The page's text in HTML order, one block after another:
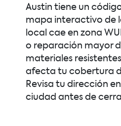
Austin tiene un
mapa interactivo de
local cae en zona
o reparación mayor
materiales
afecta tu cobertura
Revisa tu dirección
ciudad antes de